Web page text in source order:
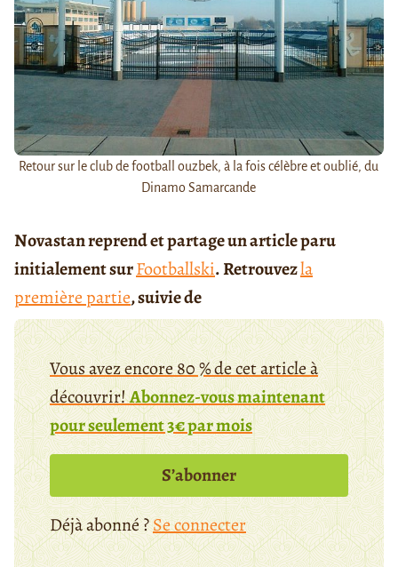
Retour sur le club de football ouzbek, à la fois célèbre et oublié, du
Dinamo Samarcande
Novastan reprend et partage un article paru
initialement surFootballski. Retrouvezla
première partie, suivie de
Vous avez encore 80 % de cet article à
découvrir!Abonnez-vous maintenant
pour seulement 3€ par mois
S’abonner
Déjà abonné ?Se connecter